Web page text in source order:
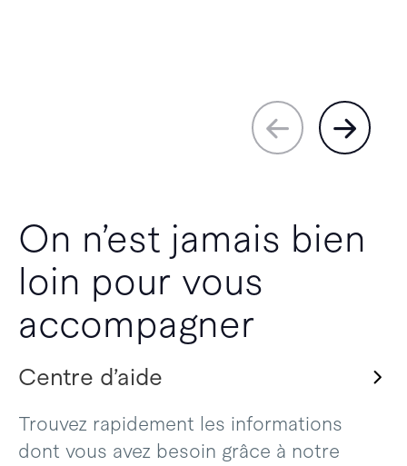
On n’est jamais bien
loin pour vous
accompagner
Centre d’aide
Trouvez rapidement les informations
dont vous avez besoin grâce à notre